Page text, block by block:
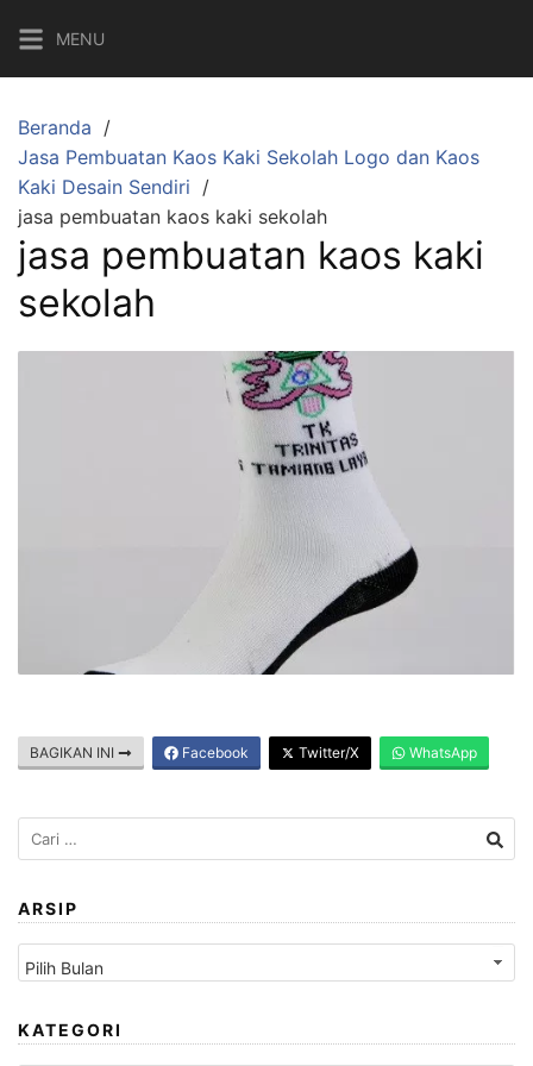
ke
konten
MENU
Beranda
Jasa Pembuatan Kaos Kaki Sekolah Logo dan Kaos
Kaki Desain Sendiri
jasa pembuatan kaos kaki sekolah
jasa pembuatan kaos kaki
sekolah
BAGIKAN INI Facebook Twitter/X WhatsApp
Cari
untuk:
ARSIP
Arsip
KATEGORI